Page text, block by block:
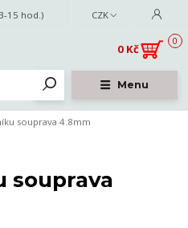
Menu
CZK
15 hod.)
0
0 Kč
souprava 4.8mm
souprava